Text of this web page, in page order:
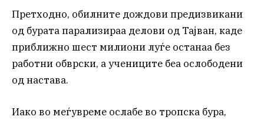
Претходно, обилните дождови предизвикани
од бурата парализираа делови од Тајван, каде
приближно шест милиони луѓе останаа без
работни обврски, а учениците беа ослободени
од настава.
Иако во меѓувреме ослабе во тропска бура,